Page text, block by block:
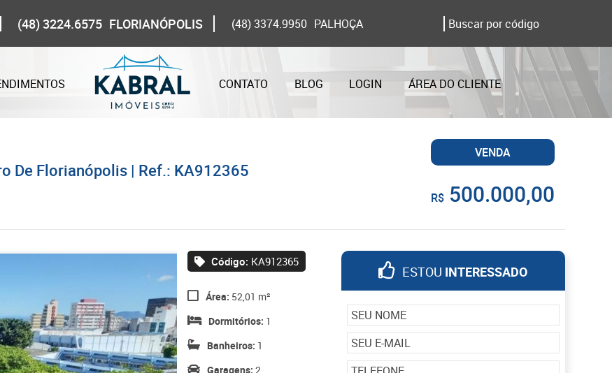
(48) 3224.6575 FLORIANÓPOLIS (48) 3374.9950 PALHOÇA
CONTATO BLOG LOGIN ÁREA DO CLIENTE
De Florianópolis | Ref.: KA912365
VENDA
R$500.000,00
ESTOU INTERESSADO
Código: KA912365
Área: 52,01 m²
Dormitórios: 1
Banheiros: 1
Garagens: 2